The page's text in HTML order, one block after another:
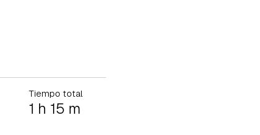
Tiempo total
1 h 15 m